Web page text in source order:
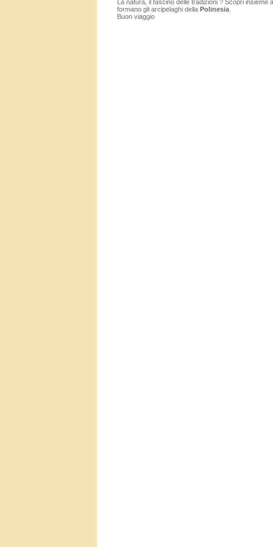
La natura, il fascino delle tradizioni ? Scopri insieme
formano gli arcipelaghi della Polinesia
Buon viaggio